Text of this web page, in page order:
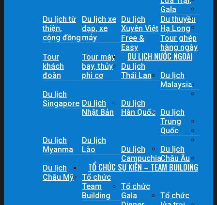
Gala
Du lịch từ
thiện,
cộng đồng
Du lịch xe
đạp, xe
máy
Du lịch
Xuyên Việt
Du thuyền
Hạ Long
Free &
Easy
Tour ghép
hàng ngày
Tour
khách
đoàn
Tour máy
bay, thủy
phi cơ
DU LỊCH NƯỚC NGOÀI
Du lịch
Thái Lan
Du lịch
Malaysia
Du lịch
Singapore Du lịch
Nhật Bản
Du lịch
Hàn Quốc Du lịch
Trung
Quốc
Du lịch
Myanma
Du lịch
Lào
Du lịch
Campuchia
Du lịch
Châu Âu
Du lịch
Châu Mỹ
TỔ CHỨC SỰ KIỆN – TEAM BUILDING
Tổ chức
Team
Building
Tổ chức
Gala
Tổ chức